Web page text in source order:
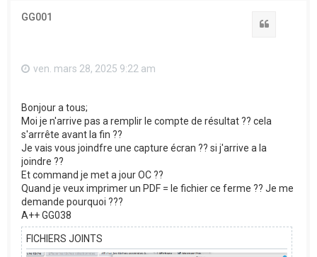
GG001
ven. mars 28, 2025 9:22 am
Bonjour a tous;
Moi je n'arrive pas a remplir le compte de résultat ?? cela
s'arrrête avant la fin ??
Je vais vous joindfre une capture écran ?? si j'arrive a la
joindre ??
Et command je met a jour OC ??
Quand je veux imprimer un PDF = le fichier ce ferme ?? Je me
demande pourquoi ???
A++ GG038
FICHIERS JOINTS